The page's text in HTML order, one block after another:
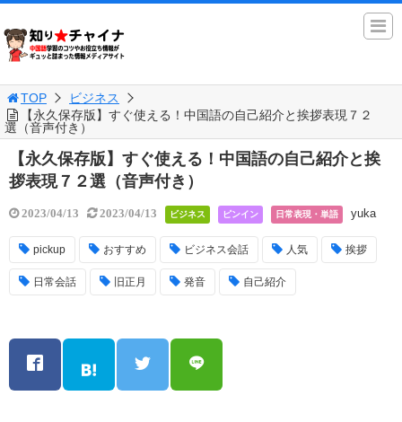
TOP
ビジネス
【永久保存版】すぐ使える！中国語の自己紹介と挨拶表現７２
選（音声付き）
【永久保存版】すぐ使える！中国語の自己紹介と挨
拶表現７２選（音声付き）
2023/04/13 2023/04/13 ビジネス ピンイン 日常表現・単語 yuka
pickup おすすめ ビジネス会話 人気 挨拶
日常会話 旧正月 発音 自己紹介